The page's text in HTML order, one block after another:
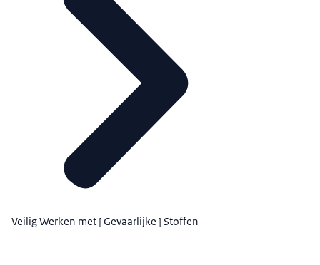
Veilig Werken met [ Gevaarlijke ] Stoffen